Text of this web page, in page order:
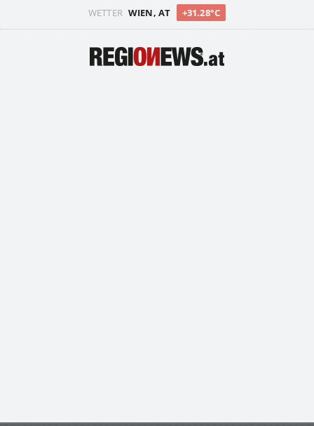
WETTER WIEN, AT +31.28°C